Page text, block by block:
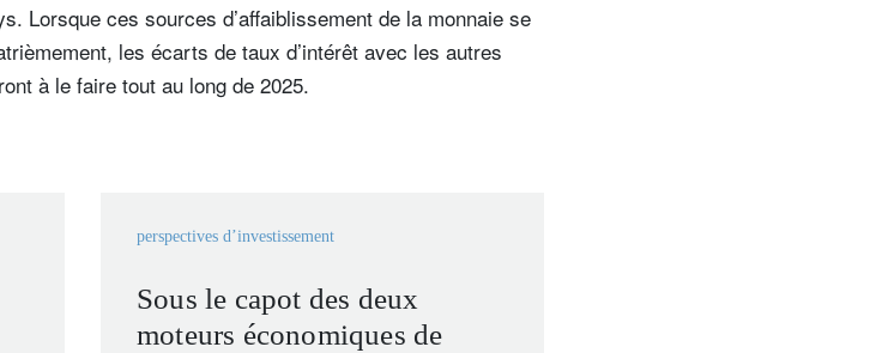
Lorsque ces sources d’affaiblissement de la monnaie se
les écarts de taux d’intérêt avec les autres
à le faire tout au long de 2025.
perspectives d’investissement
Sous le capot des deux
moteurs économiques de